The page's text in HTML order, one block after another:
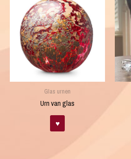
Glas urnen
Urn van glas
♥